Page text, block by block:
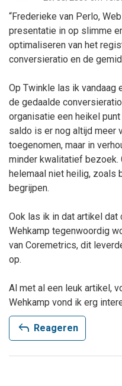
“Frederieke van Perlo,
presentatie in op slimme
optimaliseren van het
conversieratio en de
Op Twinkle las ik vandaag
de gedaalde
organisatie een heikel
saldo is er nog altijd meer
toegenomen, maar in
minder kwalitatief bezoek.
helemaal niet heilig, zoals
begrijpen.
Ook las ik in dat artikel
Wehkamp tegenwoordig
van Coremetrics, dit
op.
Al met al een leuk artikel,
Wehkamp vond ik erg
reply Reageren